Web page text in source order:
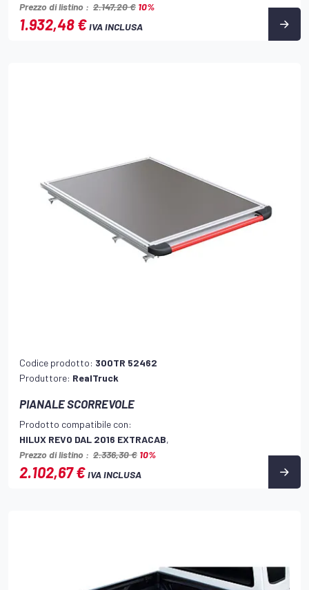
Prezzo di listino : 2.147,20 € 10%
1.932,48 €IVA INCLUSA
Codice prodotto: 300TR 52462
Produttore: RealTruck
PIANALE SCORREVOLE
Prodotto compatibile con:
HILUX REVO DAL 2016 EXTRACAB,
Prezzo di listino : 2.336,30 € 10%
2.102,67 €IVA INCLUSA